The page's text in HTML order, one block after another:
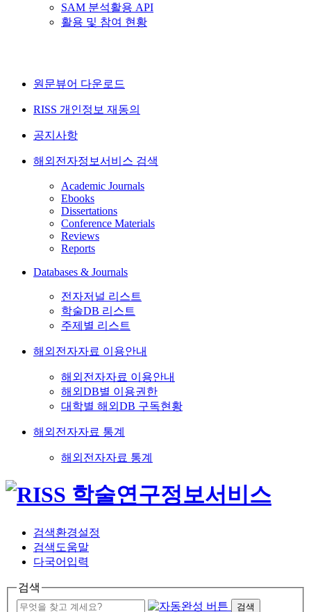
SAM 분석활용 API
활용 및 참여 현황
원문뷰어 다운로드
RISS 개인정보 재동의
공지사항
해외전자정보서비스 검색
Academic Journals
Ebooks
Dissertations
Conference Materials
Reviews
Reports
Databases & Journals
전자저널 리스트
학술DB 리스트
주제별 리스트
해외전자자료 이용안내
해외전자자료 이용안내
해외DB별 이용권한
대학별 해외DB 구독현황
해외전자자료 통계
해외전자자료 통계
검색환경설정
검색도움말
다국어입력
검색
검색